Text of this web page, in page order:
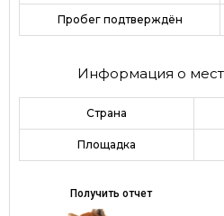
Пробег подтверждён
Информация о
Страна
Площадка
Получить отчет